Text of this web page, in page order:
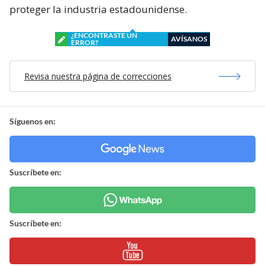
proteger la industria estadounidense.
¿ENCONTRASTE UN
ERROR?
AVÍSANOS
Revisa nuestra página de correcciones
Síguenos en:
Suscríbete en:
Suscríbete en: